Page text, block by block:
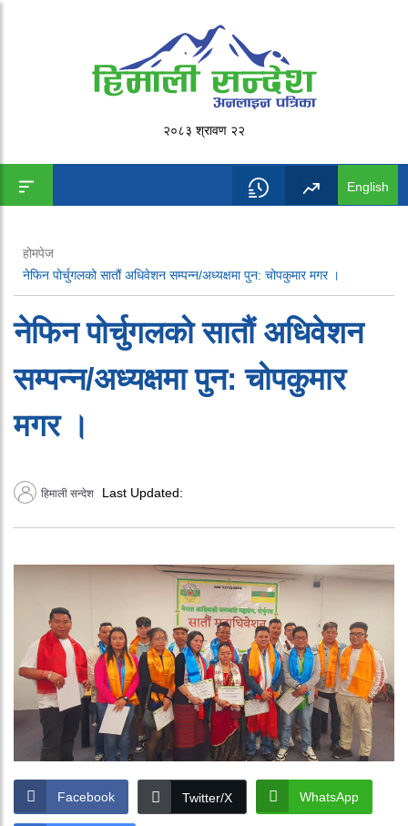
२०८३ श्रावण २२
English
होमपेज
नेफिन पोर्चुगलको सातौं अधिवेशन सम्पन्न/अध्यक्षमा पुन: चोपकुमार मगर ।
नेफिन पोर्चुगलको सातौं अधिवेशन
सम्पन्न/अध्यक्षमा पुन: चोपकुमार
मगर ।
हिमाली सन्देश Last Updated:
Facebook Twitter/X WhatsApp